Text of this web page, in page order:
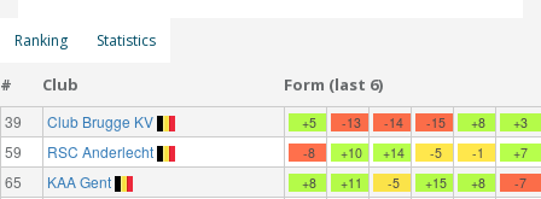
Ranking Statistics
# Club Form (last 6)
39 Club Brugge KV +5 -13 -14 -15 +8 +3
59 RSC Anderlecht -8 +10 +14 -5 -1 +7
65 KAA Gent +8 +11 -5 +15 +8 -7